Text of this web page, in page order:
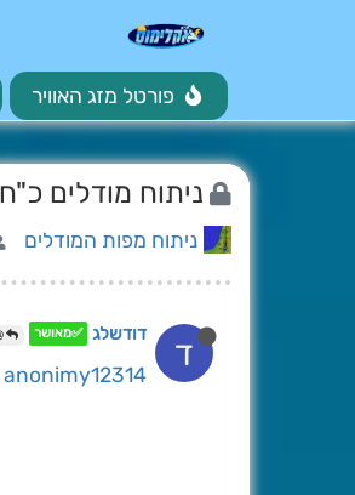
פורטל מזג האוויר
ניתוח מודלים
ניתוח מפות המודלים
ד דודשלג ✅מאושר
anonimy12314